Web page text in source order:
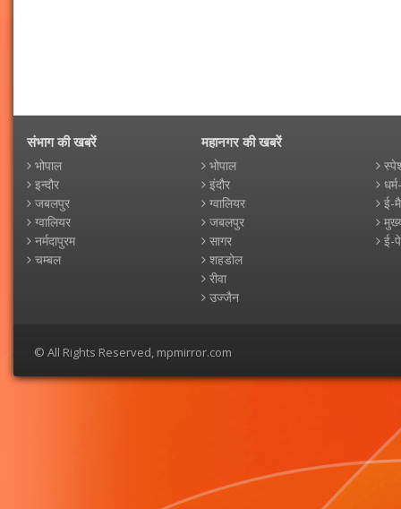
संभाग की खबरें
भोपाल
इन्दौर
जबलपुर
ग्वालियर
नर्मदापुरम
चम्बल
महानगर की खबरें
भोपाल
इंदौर
ग्वालियर
जबलपुर
सागर
शहडोल
रीवा
उज्जैन
ई-
ई-
© All Rights Reserved, mpmirror.com